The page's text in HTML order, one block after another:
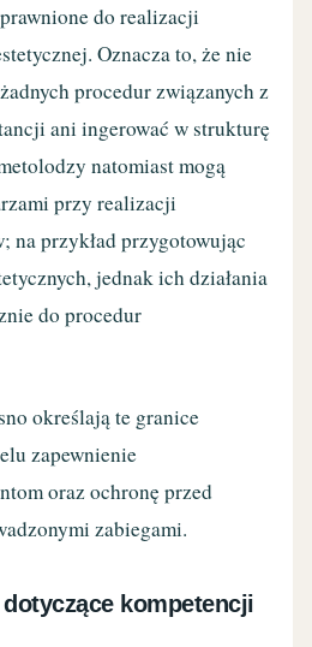
do realizacji
Oznacza to, że nie
procedur związanych z
ani ingerować w strukturę
natomiast mogą
przy realizacji
na przykład przygotowując
jednak ich działania
do procedur
określają te granice
zapewnienie
oraz ochronę przed
zabiegami.
kompetencji